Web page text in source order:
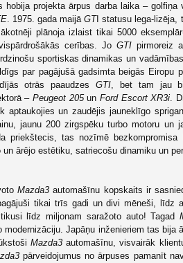
hobija projekta ārpus darba laika –
. 1975. gada maijāGTI statusu lega-lizēja,
plānoja izlaist tikai 5000
cerības. Jo GTI pirmoreiz
sportiskas dinamikas un
par pagājušā gadsimta beigās Eiropu
otrās paaudzesGTI, bet tam jau
–Peugeot 205un Ford Escort XR3i.
aptaukojies un zaudējis jauneklīgo
jaunu 200 zirgspēku turbo motoru un
priekštecis, tas nozīmē bezkompromisa
ārējo estētiku, satriecošu dinamiku un
Mazda3automašīnu kopskaits ir
tikai trīs gadi un divi mēneši, līdz
līdz miljonam saražoto auto! Tagad
modernizāciju. Japāņu inženieriem tas bija
Mazda3automašīnu, visvairāk
pārveidojumus no ārpuses pamanīt